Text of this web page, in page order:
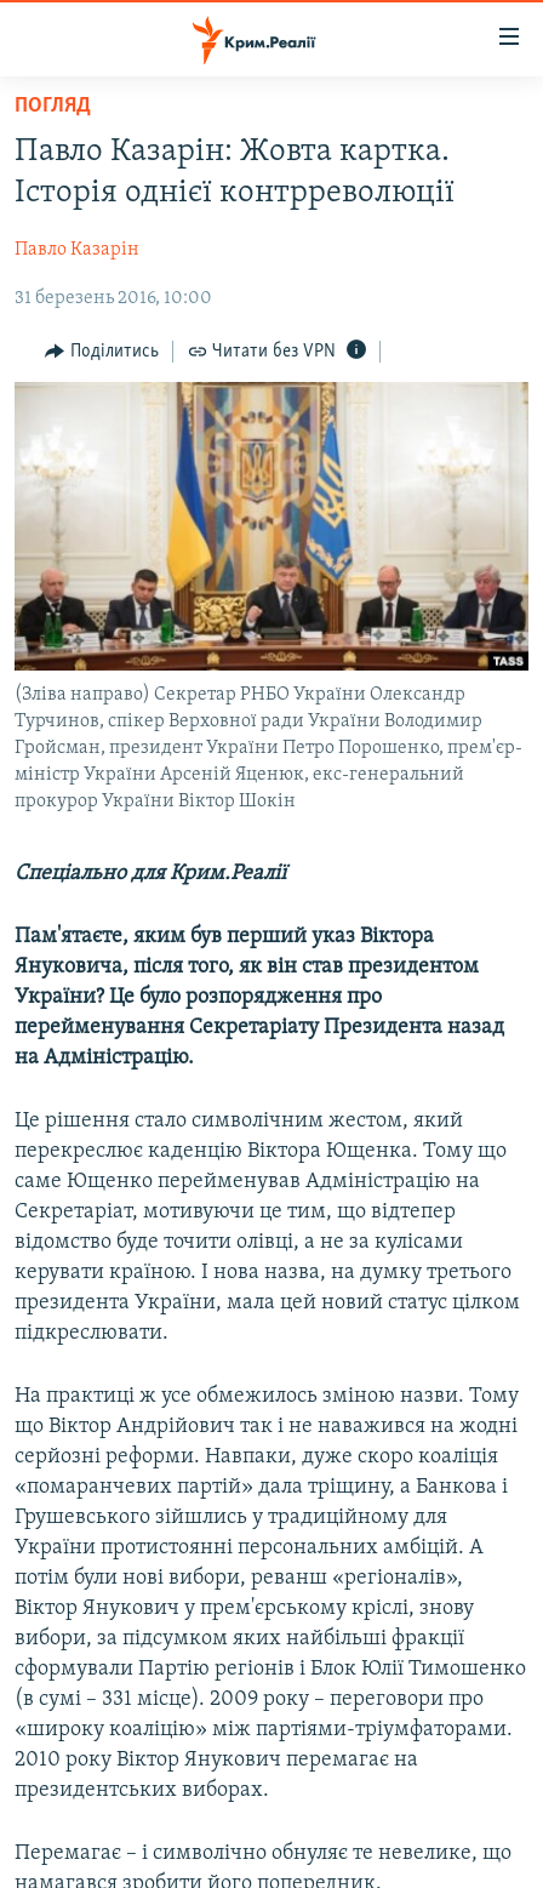
Перейти
основного
матеріалу
Перейти
до
навігації
Перейти
ВІДЕО ТА ФОТО
ПОЛІТИКА
БЛОГИ
ПОГЛЯД
ІНТЕРВ'Ю
ВСЕ ЗА ДЕНЬ
СПЕЦПРОЕКТИ
ВІДЕОУРОКИ «ELIFBE»
СВІДЧЕННЯ ОКУПАЦІЇ
УКРАЇНСЬКА ПРОБЛЕМА КРИМУ
ІНФОГРАФІКА
ЯК ОБІЙТИ БЛОКУВАННЯ
Русский
Qırımtatar
ДОЛУЧАЙСЯ!
Усі сайти RFE/RL
ПОГЛЯД
Павло Казарін: Жовта картка.
Історія однієї контрреволюції
Павло Казарін
31 березень 2016, 10:00
Поділитись Читати без VPN
(Зліва направо) Секретар РНБО України Олександр
Турчинов, спікер Верховної ради України Володимир
Гройсман, президент України Петро Порошенко, прем'єр-
міністр України Арсеній Яценюк, екс-генеральний
прокурор України Віктор Шокін
Спеціально для Крим.Реалії
Пам'ятаєте, яким був перший указ Віктора
Януковича, після того, як він став президентом
України? Це було розпорядження про
перейменування Секретаріату Президента назад
на Адміністрацію.
Це рішення стало символічним жестом, який
перекреслює каденцію Віктора Ющенка. Тому що
саме Ющенко перейменував Адміністрацію на
Секретаріат, мотивуючи це тим, що відтепер
відомство буде точити олівці, а не за кулісами
керувати країною. І нова назва, на думку третього
президента України, мала цей новий статус цілком
підкреслювати.
На практиці ж усе обмежилось зміною назви. Тому
що Віктор Андрійович так і не наважився на жодні
серйозні реформи. Навпаки, дуже скоро коаліція
«помаранчевих партій» дала тріщину, а Банкова і
Грушевського зійшлись у традиційному для
України протистоянні персональних амбіцій. А
потім були нові вибори, реванш «регіоналів»,
Віктор Янукович у прем'єрському кріслі, знову
вибори, за підсумком яких найбільші фракції
сформували Партію регіонів і Блок Юлії Тимошенко
(в сумі – 331 місце). 2009 року – переговори про
«широку коаліцію» між партіями-тріумфаторами.
2010 року Віктор Янукович перемагає на
президентських виборах.
Перемагає – і символічно обнуляє те невелике, що